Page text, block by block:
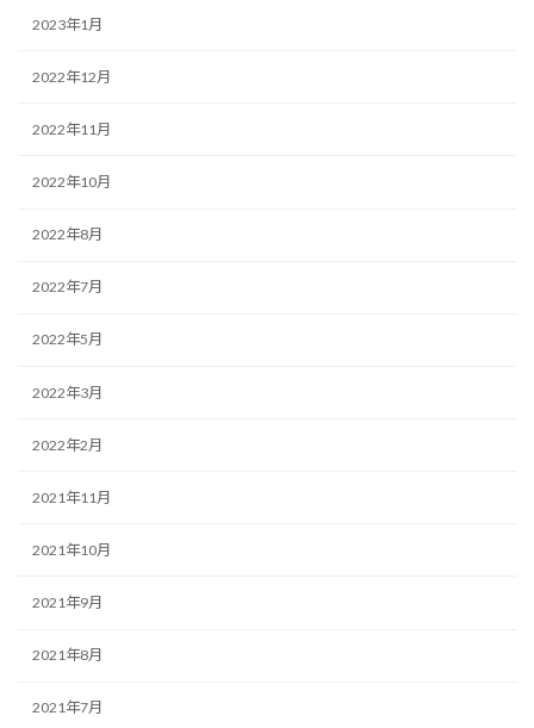
2023年1月
2022年12月
2022年11月
2022年10月
2022年8月
2022年7月
2022年5月
2022年3月
2022年2月
2021年11月
2021年10月
2021年9月
2021年8月
2021年7月